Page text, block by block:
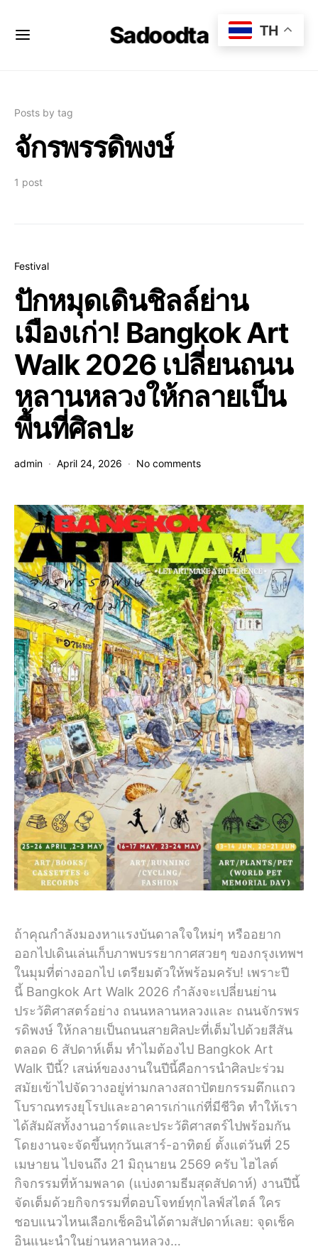
Sadoodta
Posts by tag
จักรพรรดิพงษ์
1 post
Festival
ปักหมุดเดินชิลล์ย่าน
เมืองเก่า! Bangkok Art
Walk 2026 เปลี่ยนถนน
หลานหลวงให้กลายเป็น
พื้นที่ศิลปะ
admin April 24, 2026 No comments
ถ้าคุณกำลังมองหาแรงบันดาลใจใหม่ๆ หรืออยาก
ออกไปเดินเล่นเก็บภาพบรรยากาศสวยๆ ของกรุงเทพฯ
ในมุมที่ต่างออกไป เตรียมตัวให้พร้อมครับ! เพราะปี
นี้ Bangkok Art Walk 2026 กำลังจะเปลี่ยนย่าน
ประวัติศาสตร์อย่าง ถนนหลานหลวงและ ถนนจักรพร
รดิพงษ์ ให้กลายเป็นถนนสายศิลปะที่เต็มไปด้วยสีสัน
ตลอด 6 สัปดาห์เต็ม ทำไมต้องไป Bangkok Art
Walk ปีนี้? เสน่ห์ของงานในปีนี้คือการนำศิลปะร่วม
สมัยเข้าไปจัดวางอยู่ท่ามกลางสถาปัตยกรรมตึกแถว
โบราณทรงยุโรปและอาคารเก่าแก่ที่มีชีวิต ทำให้เรา
ได้สัมผัสทั้งงานอาร์ตและประวัติศาสตร์ไปพร้อมกัน
โดยงานจะจัดขึ้นทุกวันเสาร์-อาทิตย์ ตั้งแต่วันที่ 25
เมษายน ไปจนถึง 21 มิถุนายน 2569 ครับ ไฮไลต์
กิจกรรมที่ห้ามพลาด (แบ่งตามธีมสุดสัปดาห์) งานปีนี้
จัดเต็มด้วยกิจกรรมที่ตอบโจทย์ทุกไลฟ์สไตล์ ใคร
ชอบแนวไหนเลือกเช็คอินได้ตามสัปดาห์เลย: จุดเช็ค
อินแนะนำในย่านหลานหลวง…
TH